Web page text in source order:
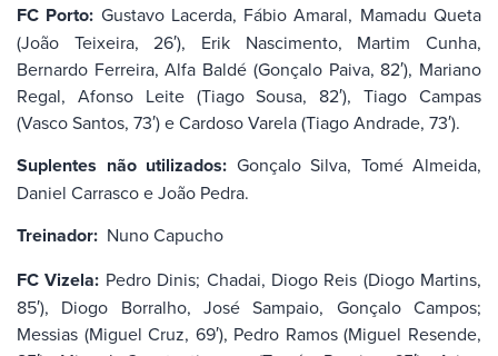
FC Porto: Gustavo Lacerda, Fábio Amaral, Mamadu Queta
(João Teixeira, 26′), Erik Nascimento, Martim Cunha,
Bernardo Ferreira, Alfa Baldé (Gonçalo Paiva, 82′), Mariano
Regal, Afonso Leite (Tiago Sousa, 82′), Tiago Campas
(Vasco Santos, 73′) e Cardoso Varela (Tiago Andrade, 73′).
Suplentes não utilizados: Gonçalo Silva, Tomé Almeida,
Daniel Carrasco e João Pedra.
Treinador: Nuno Capucho
FC Vizela: Pedro Dinis; Chadai, Diogo Reis (Diogo Martins,
85′), Diogo Borralho, José Sampaio, Gonçalo Campos;
Messias (Miguel Cruz, 69′), Pedro Ramos (Miguel Resende,